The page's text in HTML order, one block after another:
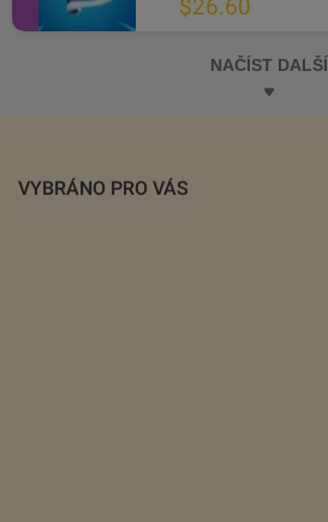
$26.60
NAČÍST DALŠÍ
VYBRÁNO PRO VÁS